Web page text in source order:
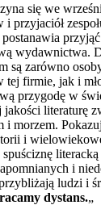
się we
i przyjaciół
wydawnictwa.
są zarówno
tej firmie, jak i
przygodę w
literaturę
i morzem.
i
i
ludzi i
dystans.„